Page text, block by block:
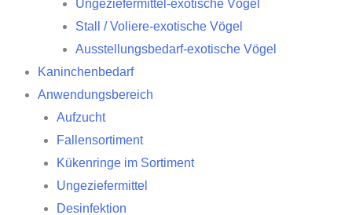
Ungeziefermittel-exotische Vögel
Stall / Voliere-exotische Vögel
Ausstellungsbedarf-exotische Vögel
Kaninchenbedarf
Anwendungsbereich
Aufzucht
Fallensortiment
Kükenringe im Sortiment
Ungeziefermittel
Desinfektion